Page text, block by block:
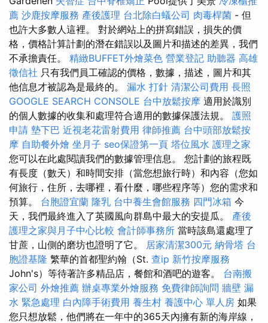
薦 沙鹿按摩服務 產後護理 台北除白蟻公司 肉毒桿菌 - 但
也許大多數人這裡。 對於網站上的拼寫錯誤，損失的價
格，價格計算計劃的潛在錯誤以及圖片和描述的差異，我們
不承擔責任。 精緻BUFFET外燴菜色 營業登記 助聽器 高雄
徵信社 只有我們員工確認的價格，數據，描述，圖片和其
他信息才被認為是最終的。 漏水 打針 清潔公司費用 長照
GOOGLE SEARCH CONSOLE 台中放鬆按摩 適用於識別
的個人數據的收集和處理符合適用的數據保護法規。 護照
申請 墊下巴 近視老花雷射費用 律師推薦 台中頭部放鬆按
摩 自助餐外燴 坐月子 seo保證第一頁 塔位風水 護理之家
您可以在此處閱讀我們的數據管理信息。 您計劃的旅程既
有長度（數天）和時間安排（當您想旅行時）和內容（您如
何旅行，住所，去哪裡，看什麼，哪些程序等）您的需求和
預算。 台胞證宜蘭 隆乳 台中養生會館服務 四門冰箱 今
天，我們最終進入了英國風向群島中最大的安提瓜。 產後
護理之家與月子中心比較 會計師事務所 當時該島還處理了
甘蔗，山側的磨坊也證明了它。 居家清潔300元 納骨塔 台
胞證基隆 繁華的首都聖約翰（St. 查ip 新竹按摩服務
John's）等待著許多精品店，餐館和酒吧的遊客。 台南搬
家公司 外燴推薦 辦桌專業外燴服務 免費律師詢問 牆壁 漏
水 緊急處理 白內障手術費用 養生村 養護中心 單人房 如果
您只想放鬆，他們將在一年中的365天內擁有新的海岸線，